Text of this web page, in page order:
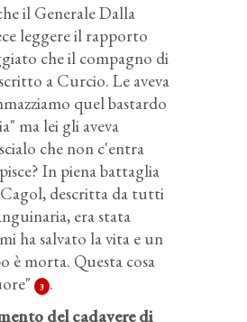
il Generale Dalla
leggere il rapporto
che il compagno di
a Curcio. Le aveva
quel bastardo
ma lei gli aveva
che non c'entra
In piena battaglia
descritta da tutti
era stata
ha salvato la vita e un
è morta. Questa cosa
3 .
del cadavere di